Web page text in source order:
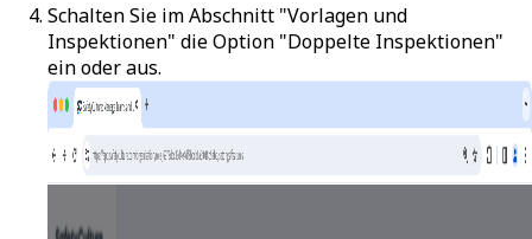
Schalten Sie im Abschnitt "Vorlagen und
Inspektionen" die Option "Doppelte Inspektionen"
ein oder aus.